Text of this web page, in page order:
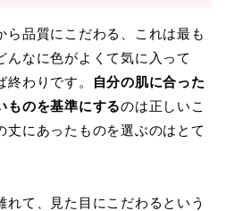
ら品質にこだわる、これは最も
んなに色がよくて気に入って
わりです。
自分の肌に合った
ものを基準にするのは正しいこ
丈にあったものを選ぶのはとて
れて、見た目にこだわるという